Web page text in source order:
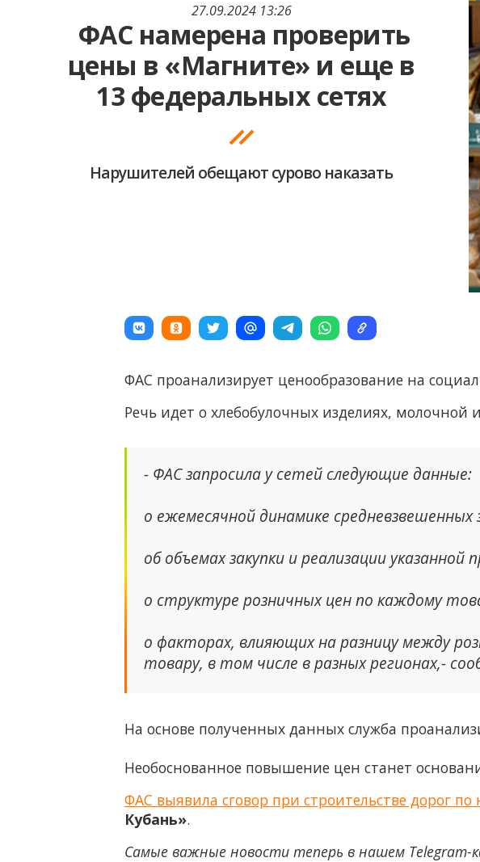
27.09.2024 13:26
ФАС намерена проверить
цены в «Магните» и еще в
13 федеральных сетях
Нарушителей обещают сурово наказать
ФАС проанализирует ценообразование на
Речь идет о хлебобулочных изделиях,
- ФАС запросила у сетей следующие данные:
о ежемесячной динамике средневзвешенных
об объемах закупки и реализации
о структуре розничных цен по каждому
о факторах, влияющих на разницу между
товару, в том числе в разных регионах,-
На основе полученных данных служба
Необоснованное повышение цен станет
ФАС выявила сговор при строительстве дорог
Кубань».
Самые важные новости теперь в нашем